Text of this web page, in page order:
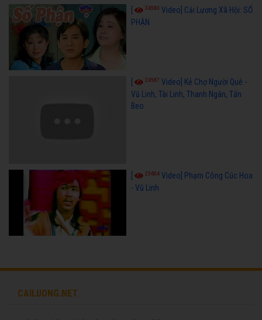
34580 Video] Cải Lương Xã Hội: SỐ
PHẬN
24587 Video] Kẻ Chợ Người Quê -
Vũ Linh, Tài Linh, Thanh Ngân, Tấn
Beo
23604 Video] Phạm Công Cúc Hoa
- Vũ Linh
CAILUONG.NET